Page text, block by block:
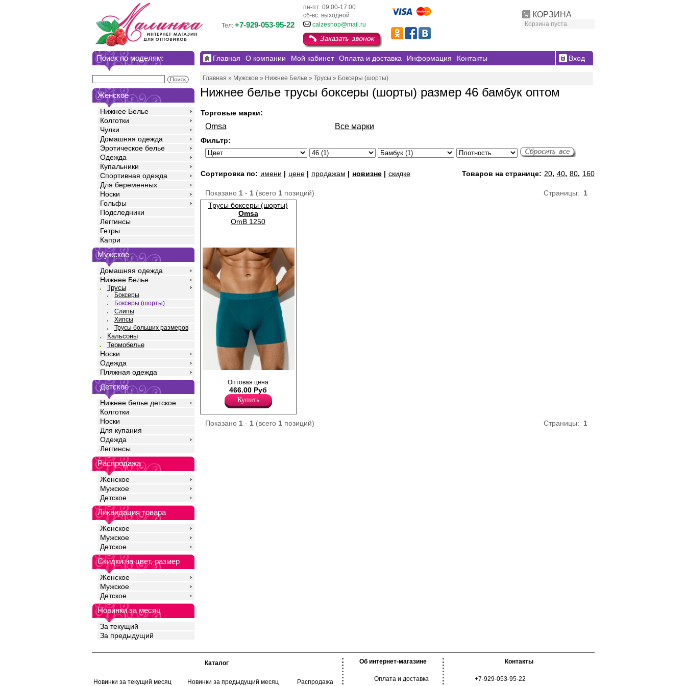
КОРЗИНА
Корзина пуста.
пн-пт: 09:00-17:00
сб-вс: выходной
Тел: +7-929-053-95-22 calzeshop@mail.ru
Поиск по моделям:
Женское
Нижнее Белье
Колготки
Чулки
Домашняя одежда
Эротическое белье
Одежда
Купальники
Спортивная одежда
Для беременных
Носки
Гольфы
Подследники
Леггинсы
Гетры
Капри
Мужское
Домашняя одежда
Нижнее Белье
Трусы
Боксеры
Боксеры (шорты)
Слипы
Хипсы
Трусы больших размеров
Кальсоны
Термобелье
Носки
Одежда
Пляжная одежда
Детское
Нижнее белье детское
Колготки
Носки
Для купания
Одежда
Леггинсы
Распродажа
Женское
Мужское
Детское
Ликвидация товара
Женское
Мужское
Детское
Скидки на цвет, размер
Женское
Мужское
Детское
Новинки за месяц
За текущий
За предыдущий
Главная О компании Мой кабинет Оплата и доставка Информация Контакты Вход
Главная » Мужское » Нижнее Белье » Трусы » Боксеры (шорты)
Нижнее белье трусы боксеры (шорты) размер 46 бамбук оптом
Торговые марки:
Omsa Все марки
Фильтр:
Сортировка по: имени | цене| продажам | новизне| скидке Товаров на странице: 20, 40, 80, 160
Страницы: 1
Показано 1- 1(всего 1позиций)
Трусы боксеры (шорты)
Omsa
OmB 1250
силуэта, однотонные, длиной до середины
бедра, со средней линией талии, открытой
жаккардовой резинкой с фирменным
логотипом. Изготовлены из
высококачественного бамбука, который
хорошо пропускает воздух, поддерживает
оптимальный теплообмен, обладает
выраженный антибактериальный эффект и
добавлением эластана, повышающий
идеальное облегание фигуры. Подходят
для ежедневного ношения, занятий
Хлопок 28%
Бамбук 68%
Эластан 4%
Оптовая цена
466.00 Руб
Купить
Страницы: 1
Показано 1- 1(всего 1позиций)
Каталог
Новинки за текущий месяц Новинки за предыдущий месяц Распродажа
Об интернет-магазине
Оплата и доставка
Контакты
+7-929-053-95-22